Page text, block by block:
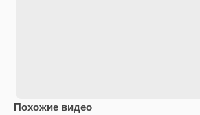
Похожие видео